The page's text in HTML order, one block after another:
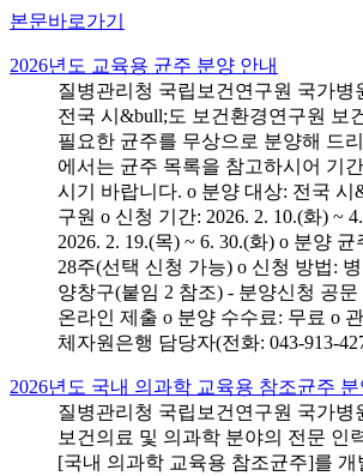
본문바로가기
2026년도 교육용 균주 분양 안내
질병관리청 국립보건연구원 국가병
전국 시&bull;도 보건환경연구원 보
필요한 균주를 무상으로 분양해 드
에서는 균주 목록을 참고하시어 기
시기 바랍니다. o 분양 대상: 전국 시
구원 o 신청 기간: 2026. 2. 10.(화) ~
2026. 2. 19.(목) ~ 6. 30.(화) o 분양 균
28주(선택 신청 가능) o 신청 방법:
양창구(붙임 2 참조) - 분양신청 공
온라인 제출 o 분양 수수료: 무료 o
체자원은행 담당자(전화: 043-913-
2026년도 국내 의과학 교육용 참조균주 분
질병관리청 국립보건연구원 국가병
보건의료 및 의과학 분야의 전문 인
[국내 의과학 교육용 참조균주]를 개